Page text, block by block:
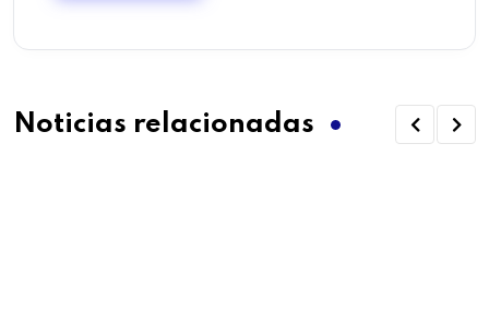
Noticias relacionadas